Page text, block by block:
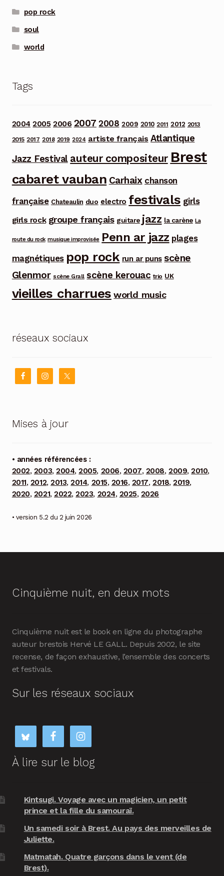
pop rock
soul
world
Tags
2004 2005 2006 2007 2008 2009 2010 2011 2012 2013
2015 2017 2018 2019 2024 artiste français Atlantique
Jazz Festival auteur compositeur Brest
cabaret vauban Carhaix chanson
française Chateaulin duo electro festivals girls
girls rock groupe français guitare jazz la carène La
route du rock musique improvisée Penn ar jazz plages
magnétiques pop rock run ar puns scène
Glenmor scène Grall scène kerouac trio UK
vieilles charrues world music
réseaux sociaux
Mises à jour
• années référencées :
2002, 2003,2004,2005, 2006, 2007, 2008,2009,2010,
2011, 2012,2013,2014, 2015, 2016, 2017,2018,2019,
2020, 2021,2022,2023, 2024, 2025, 2026
• version 5.2 du 2 juin 2026
Cinquième nuit, en deux mots
Cinquième nuit est le book en ligne du photographe
auteur brestois Hervé LE GALL. Depuis 2002, le site
recense, de façon exhaustive, l’ensemble des concerts
et festivals.
Sur les réseaux sociaux
À lire sur le blog
Kintsugi. Voyage avec un magicien, un petit
prince et la fille du samouraï.
Un samedi soir à Brest. Au pays des merveilles de
Juliette.
Matmatah. Quatre garçons dans le vent (de
Brest).